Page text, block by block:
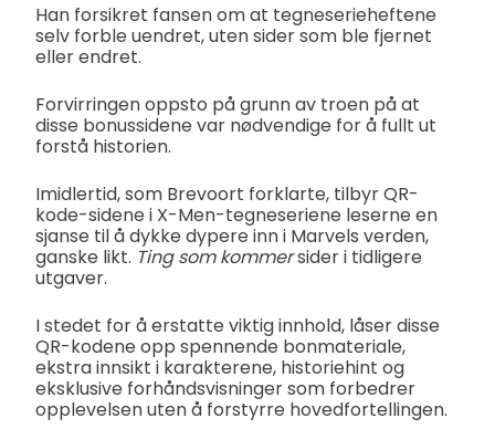
Han forsikret fansen om at tegneserieheftene
selv forble uendret, uten sider som ble fjernet
eller endret.
Forvirringen oppsto på grunn av troen på at
disse bonussidene var nødvendige for å fullt ut
forstå historien.
Imidlertid, som Brevoort forklarte, tilbyr QR-
kode-sidene i X-Men-tegneseriene leserne en
sjanse til å dykke dypere inn i Marvels verden,
ganske likt. Ting som kommersider i tidligere
utgaver.
I stedet for å erstatte viktig innhold, låser disse
QR-kodene opp spennende bonmateriale,
ekstra innsikt i karakterene, historiehint og
eksklusive forhåndsvisninger som forbedrer
opplevelsen uten å forstyrre hovedfortellingen.